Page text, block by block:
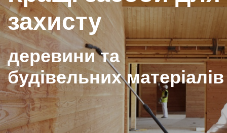
захисту
деревини та
будівельних матеріалів
захисту
деревини та
будівельних матеріалів